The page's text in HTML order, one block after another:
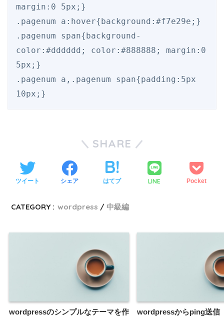
margin:0 5px;}
.pagenum a:hover{background:#f7e29e;}
.pagenum span{background-
color:#dddddd; color:#888888; margin:0
5px;}
.pagenum a,.pagenum span{padding:5px
10px;}
SHARE
ツイート シェア はてブ LINE Pocket
CATEGORY : wordpress 中級編
wordpressのシンプルなテーマを作
wordpressからping送信